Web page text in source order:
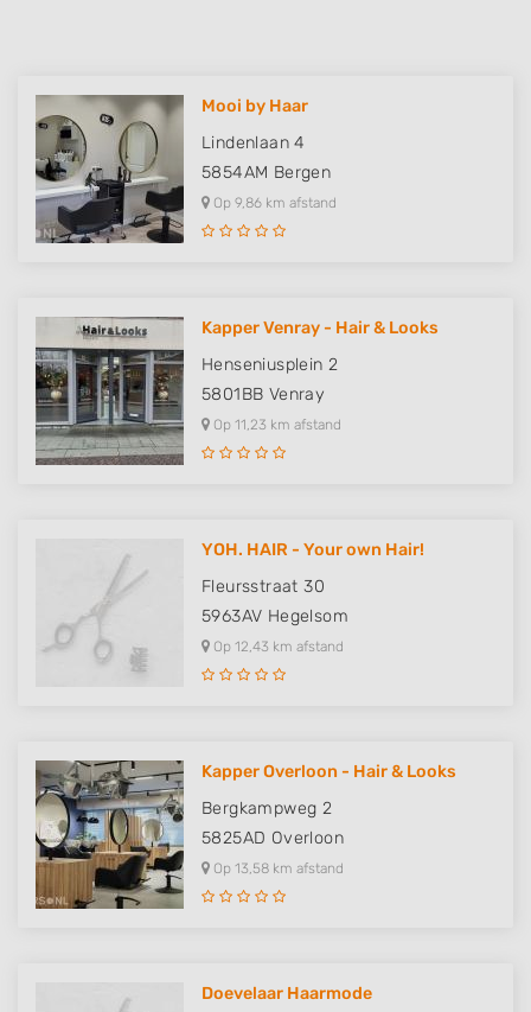
Mooi by Haar
Lindenlaan 4
5854AM Bergen
Op 9,86 km afstand
Kapper Venray - Hair & Looks
Henseniusplein 2
5801BB Venray
Op 11,23 km afstand
YOH. HAIR - Your own Hair!
Fleursstraat 30
5963AV Hegelsom
Op 12,43 km afstand
Kapper Overloon - Hair & Looks
Bergkampweg 2
5825AD Overloon
Op 13,58 km afstand
Doevelaar Haarmode